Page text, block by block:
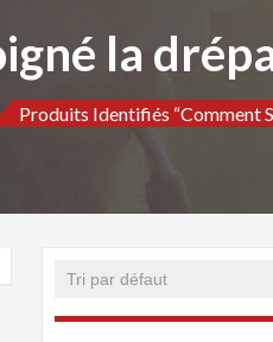
la
Produits Identifiés “Comment